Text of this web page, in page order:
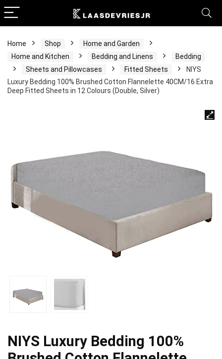
Home Shop
Home and Garden
Home and Kitchen
Bedding and Linens
Bedding
Sheets and Pillowcases
Fitted Sheets
NIYS
Luxury Bedding 100% Brushed Cotton Flannelette 40CM/16 Extra
Deep Fitted Sheets in 12 Colours (Double, Silver)
NIYS Luxury Bedding 100%